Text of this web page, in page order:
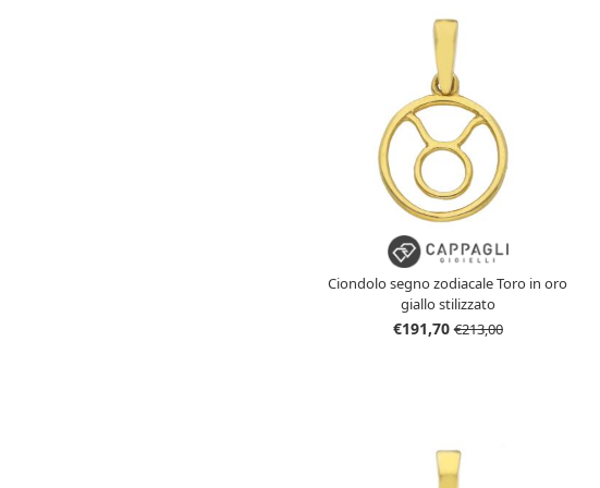
Ciondolo segno zodiacale Toro in oro
giallo stilizzato
€191,70€213,00